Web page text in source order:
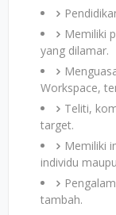
Memiliki
yang dilamar.
Workspace,
Teliti,
target.
Memiliki
individu
tambah.